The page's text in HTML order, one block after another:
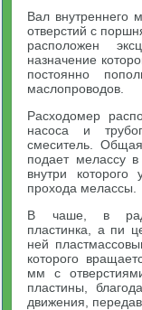
Вал внутреннего
отверстий с
расположен
назначение
постоянно
маслопроводов.
Расходомер
насоса и
смеситель.
подает мелассу
внутри
прохода мелассы.
В чаше, в
пластинка, а пи
ней
которого
мм с
пластины,
движения,